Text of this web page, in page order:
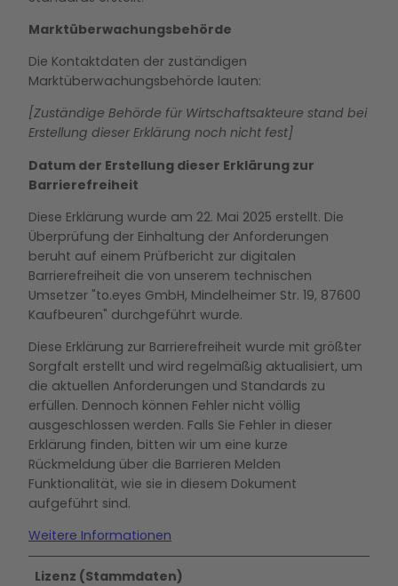
Marktüberwachungsbehörde
Die Kontaktdaten der zuständigen
Marktüberwachungsbehörde lauten:
[Zuständige Behörde für Wirtschaftsakteure stand bei
Erstellung dieser Erklärung noch nicht fest]
Datum der Erstellung dieser Erklärung zur
Barrierefreiheit
Diese Erklärung wurde am 22. Mai 2025 erstellt. Die
Überprüfung der Einhaltung der Anforderungen
beruht auf einem Prüfbericht zur digitalen
Barrierefreiheit die von unserem technischen
Umsetzer "to.eyes GmbH, Mindelheimer Str. 19, 87600
Kaufbeuren" durchgeführt wurde.
Diese Erklärung zur Barrierefreiheit wurde mit größter
Sorgfalt erstellt und wird regelmäßig aktualisiert, um
die aktuellen Anforderungen und Standards zu
erfüllen. Dennoch können Fehler nicht völlig
ausgeschlossen werden. Falls Sie Fehler in dieser
Erklärung finden, bitten wir um eine kurze
Rückmeldung über die Barrieren Melden
Funktionalität, wie sie in diesem Dokument
aufgeführt sind.
Weitere Informationen
Lizenz (Stammdaten)